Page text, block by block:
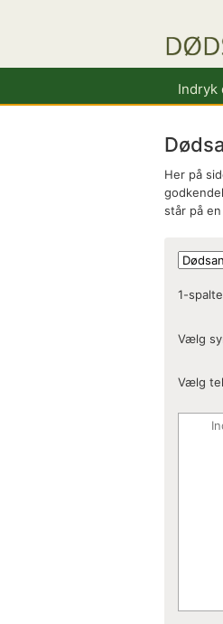
Indryk
Her på
står på
1-
Vælg
Vælg